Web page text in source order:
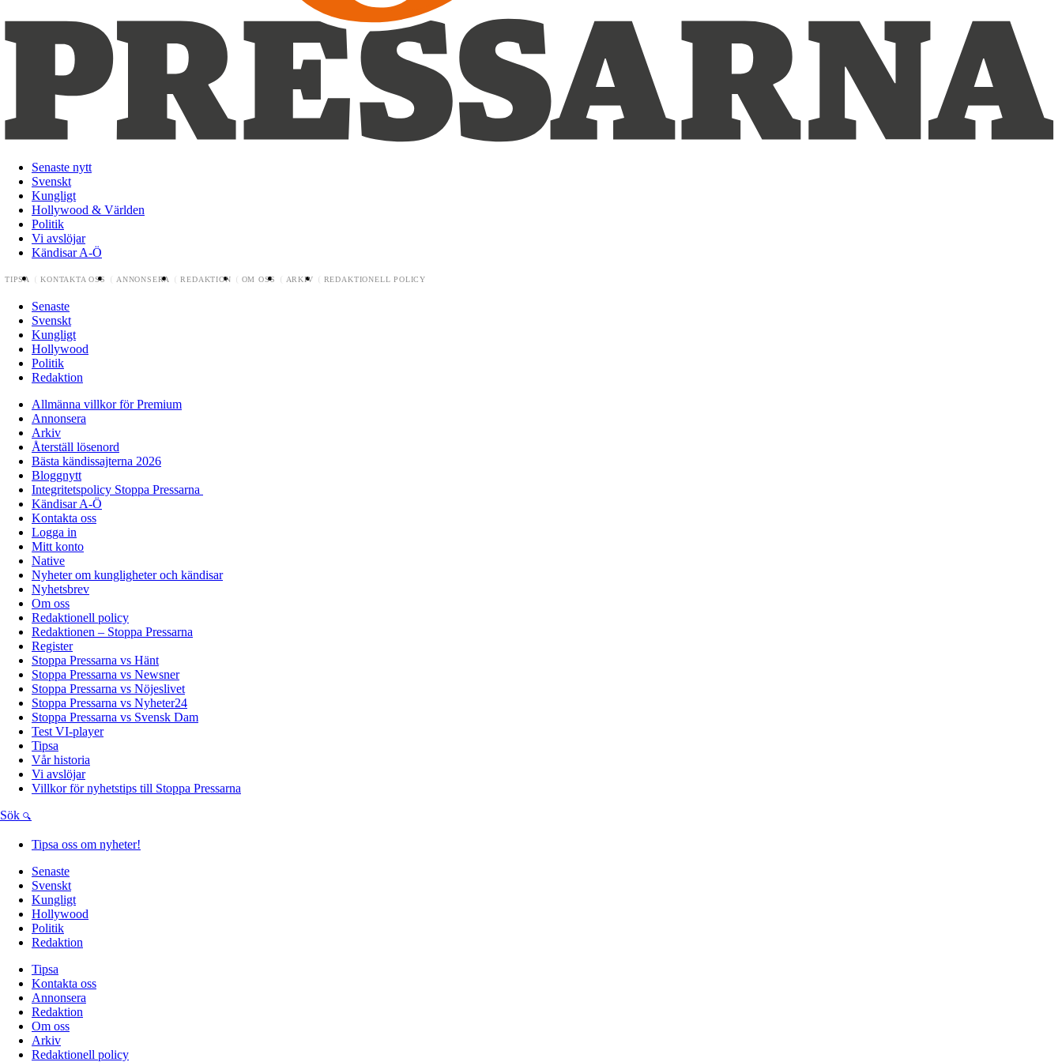
Senaste nytt
Svenskt
Kungligt
Hollywood & Världen
Politik
Vi avslöjar
Kändisar A-Ö
TIPSA KONTAKTA OSS ANNONSERA REDAKTION OM OSS ARKIV REDAKTIONELL POLICY
Senaste
Svenskt
Kungligt
Hollywood
Politik
Redaktion
Allmänna villkor för Premium
Annonsera
Arkiv
Återställ lösenord
Bästa kändissajterna 2026
Bloggnytt
Integritetspolicy Stoppa Pressarna
Kändisar A-Ö
Kontakta oss
Logga in
Mitt konto
Native
Nyheter om kungligheter och kändisar
Nyhetsbrev
Om oss
Redaktionell policy
Redaktionen – Stoppa Pressarna
Register
Stoppa Pressarna vs Hänt
Stoppa Pressarna vs Newsner
Stoppa Pressarna vs Nöjeslivet
Stoppa Pressarna vs Nyheter24
Stoppa Pressarna vs Svensk Dam
Test VI-player
Tipsa
Vår historia
Vi avslöjar
Villkor för nyhetstips till Stoppa Pressarna
Sök
Tipsa oss om nyheter!
Senaste
Svenskt
Kungligt
Hollywood
Politik
Redaktion
Tipsa
Kontakta oss
Annonsera
Redaktion
Om oss
Arkiv
Redaktionell policy